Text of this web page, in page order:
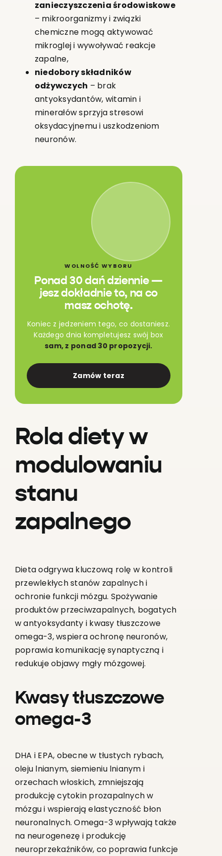
zanieczyszczenia środowiskowe
– mikroorganizmy i związki
chemiczne mogą aktywować
mikroglej i wywoływać reakcje
zapalne,
niedobory składników
odżywczych – brak
antyoksydantów, witamin i
minerałów sprzyja stresowi
oksydacyjnemu i uszkodzeniom
neuronów.
WOLNOŚĆ WYBORU
Ponad 30 dań dziennie —
jesz dokładnie to, na co
masz ochotę.
Koniec z jedzeniem tego, co dostaniesz.
Każdego dnia kompletujesz swój box
sam, z ponad 30 propozycji.
Zamów teraz
Rola diety w
modulowaniu
stanu
zapalnego
Dieta odgrywa kluczową rolę w kontroli
przewlekłych stanów zapalnych i
ochronie funkcji mózgu. Spożywanie
produktów przeciwzapalnych, bogatych
w antyoksydanty i kwasy tłuszczowe
omega-3, wspiera ochronę neuronów,
poprawia komunikację synaptyczną i
redukuje objawy mgły mózgowej.
Kwasy tłuszczowe
omega-3
DHA i EPA, obecne w tłustych rybach,
oleju lnianym, siemieniu lnianym i
orzechach włoskich, zmniejszają
produkcję cytokin prozapalnych w
mózgu i wspierają elastyczność błon
neuronalnych. Omega-3 wpływają także
na neurogenezę i produkcję
neuroprzekaźników, co poprawia funkcje